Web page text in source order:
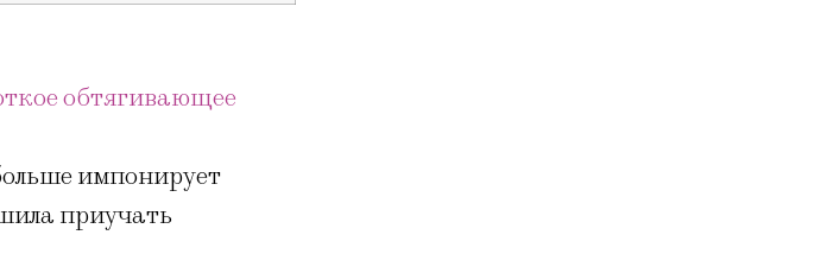
обтягивающее
импонирует
приучать